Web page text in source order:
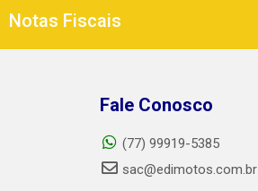
Notas Fiscais
Fale Conosco
(77) 99919-5385
sac@edimotos.com.br